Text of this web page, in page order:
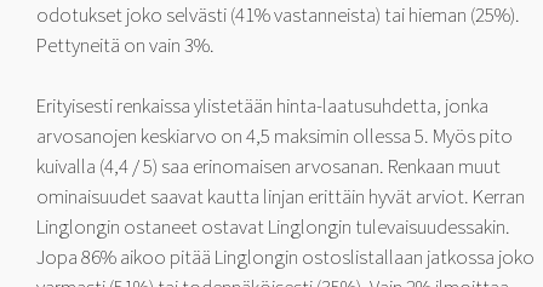
odotukset joko selvästi (41% vastanneista) tai hieman (25%).
Pettyneitä on vain 3%.
Erityisesti renkaissa ylistetään hinta-laatusuhdetta, jonka
arvosanojen keskiarvo on 4,5 maksimin ollessa 5. Myös pito
kuivalla (4,4 / 5) saa erinomaisen arvosanan. Renkaan muut
ominaisuudet saavat kautta linjan erittäin hyvät arviot. Kerran
Linglongin ostaneet ostavat Linglongin tulevaisuudessakin.
Jopa 86% aikoo pitää Linglongin ostoslistallaan jatkossa joko